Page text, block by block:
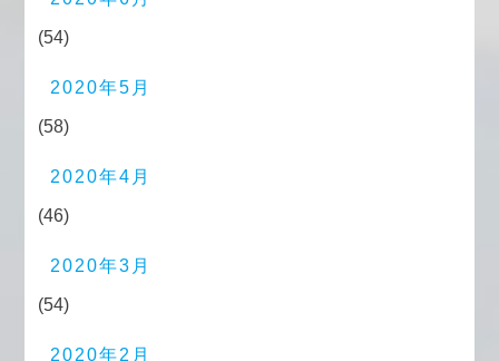
(54)
2020年5月
(58)
2020年4月
(46)
2020年3月
(54)
2020年2月